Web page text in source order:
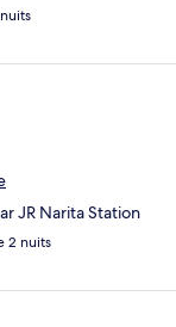
JR Narita Station
2 nuits